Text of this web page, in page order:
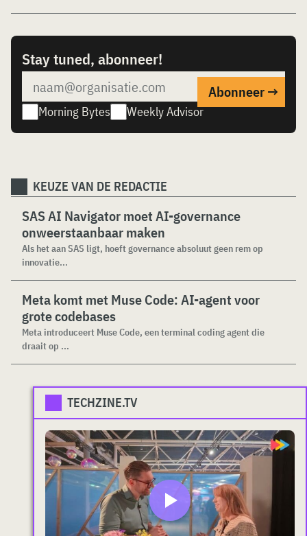
Stay tuned, abonneer!
Morning Bytes Weekly Advisor
KEUZE VAN DE REDACTIE
SAS AI Navigator moet AI-governance
onweerstaanbaar maken
Als het aan SAS ligt, hoeft governance absoluut geen rem op
innovatie...
Meta komt met Muse Code: AI-agent voor
grote codebases
Meta introduceert Muse Code, een terminal coding agent die
draait op ...
TECHZINE.TV